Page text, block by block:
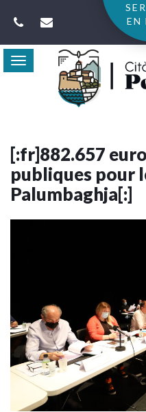
EN
Toggle
navigation
[:fr]882.657
publiques pour
Palumbaghja[:]